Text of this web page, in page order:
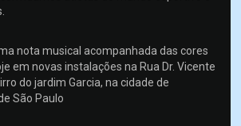
nota musical acompanhada das cores
em novas instalações na Rua Dr. Vicente
do jardim Garcia, na cidade de
São Paulo